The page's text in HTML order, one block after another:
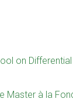
on
Master à la